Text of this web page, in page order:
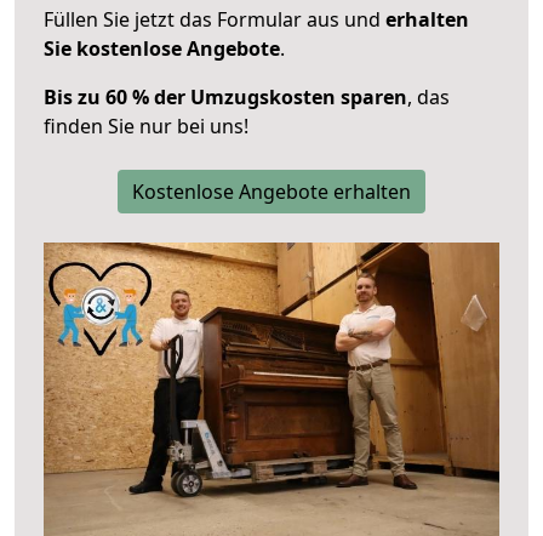
Füllen Sie jetzt das Formular aus und erhalten
Sie kostenlose Angebote.
Bis zu 60 % der Umzugskosten sparen, das
finden Sie nur bei uns!
Kostenlose Angebote erhalten